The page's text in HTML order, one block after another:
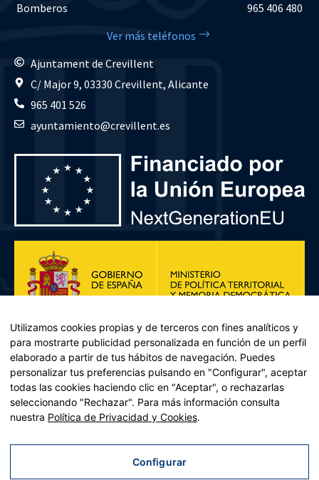
Bomberos
965 406 480
Ver más teléfonos
Ajuntament de Crevillent
C/ Major 9, 03330 Crevillent, Alicante
965 401 526
ayuntamiento@crevillent.es
Plan de Recuperación, Transformación y Resiliencia – Financiado por
Recuperación y resiliencia, establecido por el Reglamento (UE)
2021/241 del Parlamento Europeo y del Consejo, de 12 de febrero
Utilizamos cookies propias y de terceros con fines analíticos y
para mostrarte publicidad personalizada en función de un perfil
elaborado a partir de tus hábitos de navegación. Puedes
personalizar tus preferencias pulsando en "Configurar", aceptar
todas las cookies haciendo clic en "Aceptar", o rechazarlas
seleccionando "Rechazar". Para más información consulta
nuestra Política de Privacidad y Cookies.
Configurar